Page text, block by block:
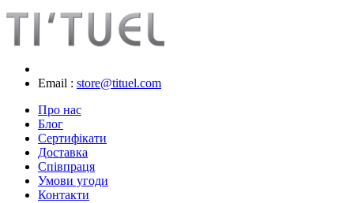
Email : store@tituel.com
Про нас
Блог
Сертифікати
Доставка
Співпраця
Умови угоди
Контакти